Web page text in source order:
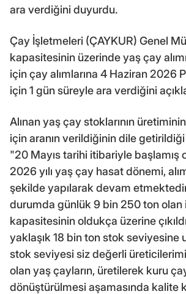
ara verdiğini duyurdu.
Çay İşletmeleri (ÇAYKUR) Genel
kapasitesinin üzerinde yaş çay
için çay alımlarına 4 Haziran 2026
için 1 gün süreyle ara verdiğini
Alınan yaş çay stoklarının
için aranın verildiğinin dile
"20 Mayıs tarihi itibariyle başlamış
2026 yılı yaş çay hasat dönemi,
şekilde yapılarak devam
durumda günlük 9 bin 250 ton olan
kapasitesinin oldukça üzerine
yaklaşık 18 bin ton stok seviyesine
stok seviyesi siz değerli
olan yaş çayların, üretilerek kuru
dönüştürülmesi aşamasında kalite